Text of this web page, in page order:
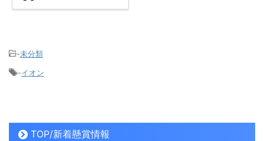
-未分類
-イオン
TOP/新着懸賞情報